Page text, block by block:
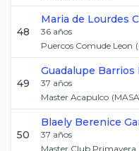
48
Maria de Lourdes
36 años
Puercos Comude Leon (
49
Guadalupe Barrios
37 años
Master Acapulco (
50
Blaely Berenice
37 años
Master Club Primavera